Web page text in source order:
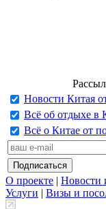
Новости Китая
Всё об отдыхе в
Всё о Китае от
О проекте | Новости
Услуги | Визы и